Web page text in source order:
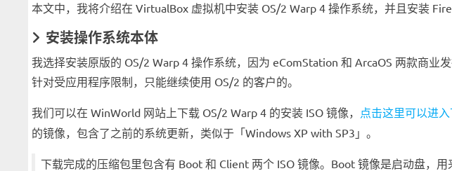
本文中，我将介绍在 VirtualBox 虚拟机中安装 OS/2 Warp 4 操作系统，并且安装
安装操作系统本体
我选择安装原版的 OS/2 Warp 4 操作系统，因为 eComStation 和 ArcaOS 两款商
针对受应用程序限制，只能继续使用 OS/2 的客户的。
我们可以在 WinWorld 网站上下载 OS/2 Warp 4 的安装 ISO 镜像， 点击这里可以进
的镜像，包含了之前的系统更新，类似于「Windows XP with SP3」。
下载完成的压缩包里包含有 Boot 和 Client 两个 ISO 镜像。Boot 镜像是启动盘，